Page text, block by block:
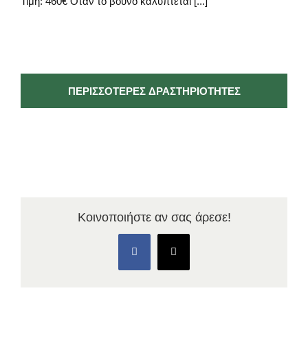
ΠΕΡΙΣΣΌΤΕΡΕΣ ΔΡΑΣΤΗΡΙΌΤΗΤΕΣ
Κοινοποιήστε αν σας άρεσε!
FacebookX